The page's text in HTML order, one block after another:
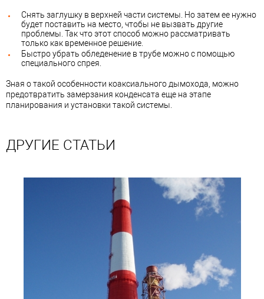
Снять заглушку в верхней части системы. Но затем ее нужно
будет поставить на место, чтобы не вызвать другие
проблемы. Так что этот способ можно рассматривать
только как временное решение.
Быстро убрать обледенение в трубе можно с помощью
специального спрея.
Зная о такой особенности коаксиального дымохода, можно
предотвратить замерзания конденсата еще на этапе
планирования и установки такой системы.
ДРУГИЕ СТАТЬИ